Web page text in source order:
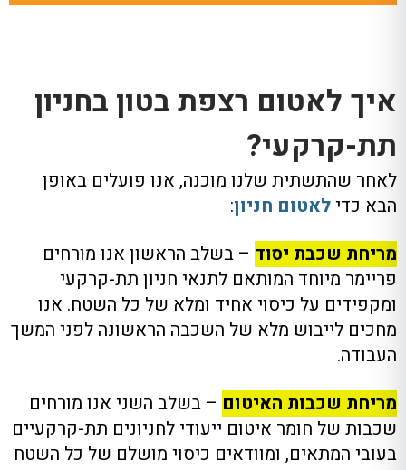
איך לאטום רצפת בטון בחניון
תת-קרקעי?
לאחר שהתשתית שלנו מוכנה, אנו פועלים באופן
הבא כדילאטום חניון:
מריחת שכבת יסוד – בשלב הראשון אנו מורחים
פריימר מיוחד המותאם לתנאי חניון תת-קרקעי
ומקפידים על כיסוי אחיד ומלא של כל השטח. אנו
מחכים לייבוש מלא של השכבה הראשונה לפני המשך
העבודה.
מריחת שכבות האיטום – בשלב השני אנו מורחים
שכבות של חומר איטום ייעודי לחניונים תת-קרקעיים
בעובי המתאים, ומוודאים כיסוי מושלם של כל השטח